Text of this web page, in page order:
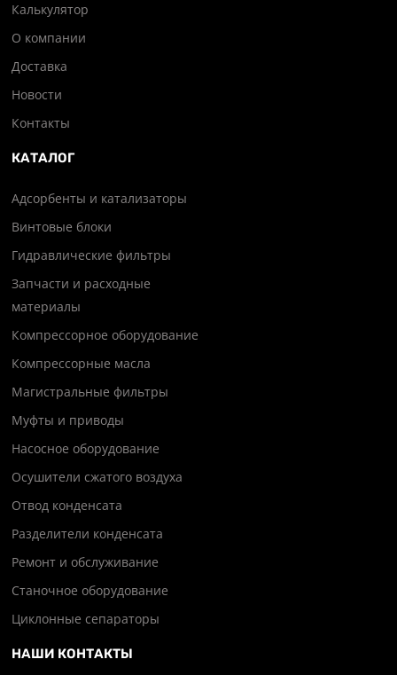
Калькулятор
О компании
Доставка
Новости
Контакты
КАТАЛОГ
Адсорбенты и катализаторы
Винтовые блоки
Гидравлические фильтры
Запчасти и расходные
материалы
Компрессорное оборудование
Компрессорные масла
Магистральные фильтры
Муфты и приводы
Насосное оборудование
Осушители сжатого воздуха
Отвод конденсата
Разделители конденсата
Ремонт и обслуживание
Станочное оборудование
Циклонные сепараторы
НАШИ КОНТАКТЫ